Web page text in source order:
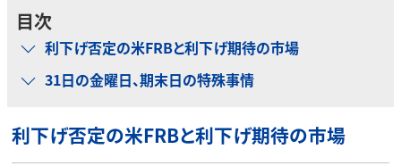
目次
利下げ否定の米FRBと利下げ期待の市場
31日の金曜日、期末日の特殊事情
利下げ否定の米FRBと利下げ期待の市場